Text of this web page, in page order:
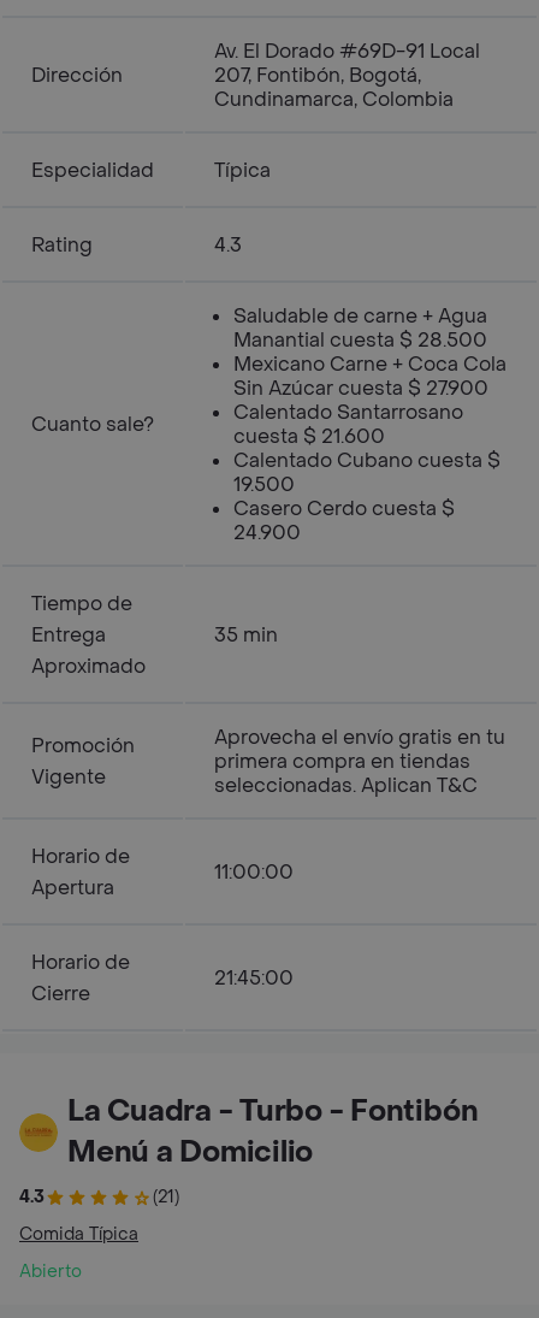
Dirección
Av. El Dorado #69D-91 Local
207, Fontibón, Bogotá,
Cundinamarca, Colombia
Especialidad Típica
Rating 4.3
Cuanto sale?
Saludable de carne + Agua
Manantial cuesta $ 28.500
Mexicano Carne + Coca Cola
Sin Azúcar cuesta $ 27.900
Calentado Santarrosano
cuesta $ 21.600
Calentado Cubano cuesta $
19.500
Casero Cerdo cuesta $
24.900
Tiempo de
Entrega
Aproximado
35 min
Promoción
Vigente
Aprovecha el envío gratis en tu
primera compra en tiendas
seleccionadas. Aplican T&C
Horario de
Apertura
11:00:00
Horario de
Cierre
21:45:00
La Cuadra - Turbo - Fontibón
Menú a Domicilio
4.3
(21)
Comida Típica
Abierto